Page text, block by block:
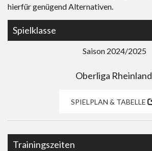
hierfür genügend Alternativen.
Spielklasse
Saison 2024/2025
Oberliga Rheinland
SPIELPLAN & TABELLE
Trainingszeiten